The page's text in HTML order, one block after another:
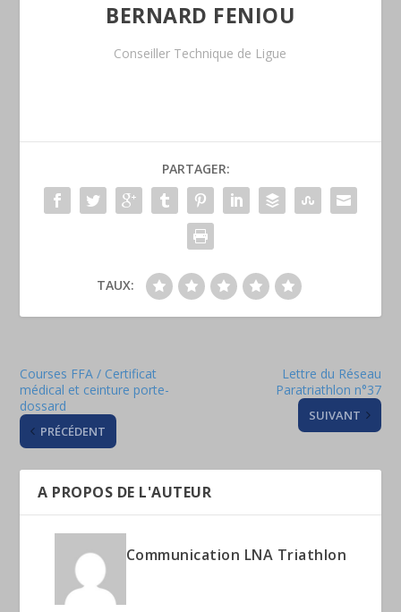
BERNARD FENIOU
Conseiller Technique de Ligue
PARTAGER:
TAUX:
Courses FFA / Certificat
médical et ceinture porte-
dossard
PRÉCÉDENT
Lettre du Réseau
Paratriathlon n°37
SUIVANT
A PROPOS DE L'AUTEUR
Communication LNA Triathlon